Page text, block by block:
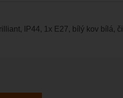
IP44, 1x E27, bílý kov bílá,